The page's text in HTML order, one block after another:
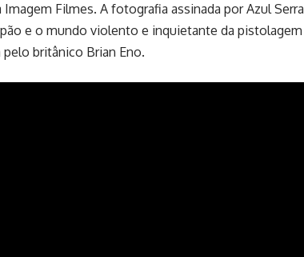
Filmes. A fotografia assinada por Azul Serra
e o mundo violento e inquietante da pistolagem
britânico Brian Eno.